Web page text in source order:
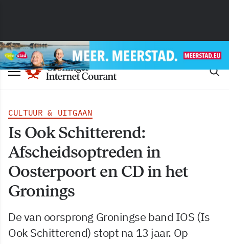
CULTUUR & UITGAAN
Is Ook Schitterend:
Afscheidsoptreden in
Oosterpoort en CD in het
Gronings
De van oorsprong Groningse band IOS (Is
Ook Schitterend) stopt na 13 jaar. Op